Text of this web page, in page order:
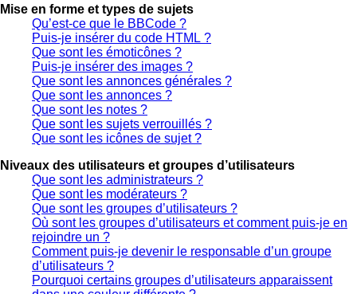
Mise en forme et types de sujets
Qu’est-ce que le BBCode ?
Puis-je insérer du code HTML ?
Que sont les émoticônes ?
Puis-je insérer des images ?
Que sont les annonces générales ?
Que sont les annonces ?
Que sont les notes ?
Que sont les sujets verrouillés ?
Que sont les icônes de sujet ?
Niveaux des utilisateurs et groupes d’utilisateurs
Que sont les administrateurs ?
Que sont les modérateurs ?
Que sont les groupes d’utilisateurs ?
Où sont les groupes d’utilisateurs et comment puis-je en
rejoindre un ?
Comment puis-je devenir le responsable d’un groupe
d’utilisateurs ?
Pourquoi certains groupes d’utilisateurs apparaissent